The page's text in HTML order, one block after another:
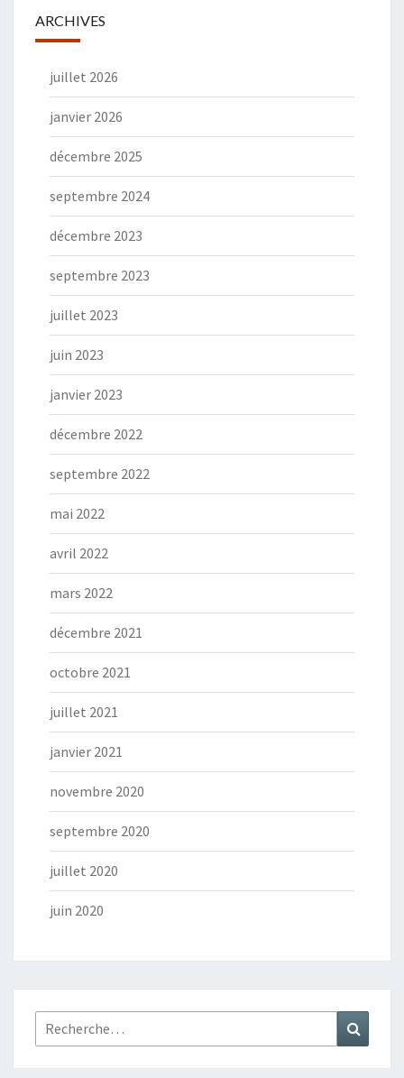
ARCHIVES
juillet 2026
janvier 2026
décembre 2025
septembre 2024
décembre 2023
septembre 2023
juillet 2023
juin 2023
janvier 2023
décembre 2022
septembre 2022
mai 2022
avril 2022
mars 2022
décembre 2021
octobre 2021
juillet 2021
janvier 2021
novembre 2020
septembre 2020
juillet 2020
juin 2020
Rechercher :